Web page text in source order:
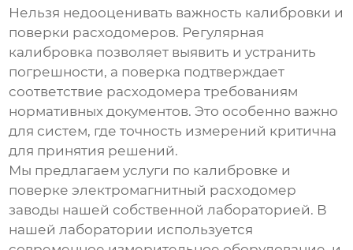
Нельзя недооценивать важность калибровки и
поверки расходомеров. Регулярная
калибровка позволяет выявить и устранить
погрешности, а поверка подтверждает
соответствие расходомера требованиям
нормативных документов. Это особенно важно
для систем, где точность измерений критична
для принятия решений.
Мы предлагаем услуги по калибровке и
поверкеэлектромагнитный расходомер
заводы нашей собственной лабораторией. В
нашей лаборатории используется